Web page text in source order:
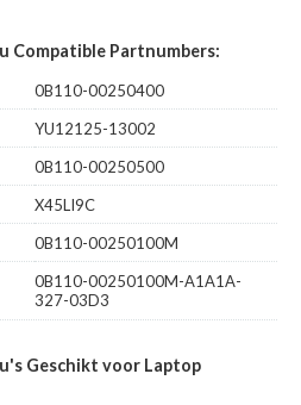
Compatible Partnumbers:
0B110-00250400
YU12125-13002
0B110-00250500
X45LI9C
0B110-00250100M
0B110-00250100M-A1A1A-
327-03D3
Geschikt voor Laptop